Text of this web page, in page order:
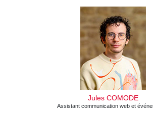
Jules COMODE
Assistant communication web et